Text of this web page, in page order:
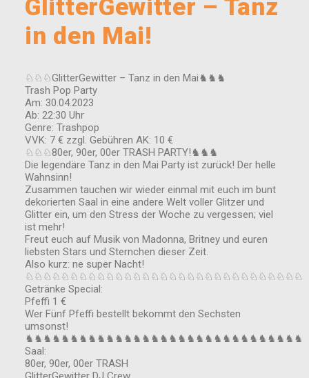
GlitterGewitter – Tanz
in den Mai!
♘♘♘GlitterGewitter – Tanz in den Mai♞♞♞
Trash Pop Party
Am: 30.04.2023
Ab: 22:30 Uhr
Genre: Trashpop
VVK: 7 € zzgl. Gebühren AK: 10 €
♘♘♘80er, 90er, 00er TRASH PARTY!♞♞♞
Die legendäre Tanz in den Mai Party ist zurück! Der helle
Wahnsinn!
Zusammen tauchen wir wieder einmal mit euch im bunt
dekorierten Saal in eine andere Welt voller Glitzer und
Glitter ein, um den Stress der Woche zu vergessen; viel
ist mehr!
Freut euch auf Musik von Madonna, Britney und euren
liebsten Stars und Sternchen dieser Zeit.
Also kurz: ne super Nacht!
♘♘♘♘♘♘♘♘♘♘♘♘♘♘♘♘♘♘♘♘♘♘♘♘♘♘♘♘♘♘♘
Getränke Special:
Pfeffi 1 €
Wer Fünf Pfeffi bestellt bekommt den Sechsten
umsonst!
♞♞♞♞♞♞♞♞♞♞♞♞♞♞♞♞♞♞♞♞♞♞♞♞♞♞♞♞♞♞♞
Saal:
80er, 90er, 00er TRASH